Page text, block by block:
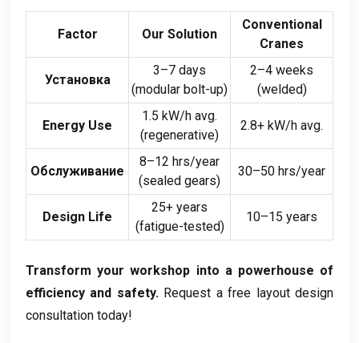
Factor Our Solution
Conventional
Cranes
Установка
3–7 days
(modular bolt-up)
2–4 weeks
(welded)
Energy Use
1.5 kW/h avg.
(regenerative)
2.8+ kW/h avg.
Обслуживание
8–12 hrs/year
(sealed gears)
30–50 hrs/year
Design Life
25+ years
(fatigue-tested)
10–15 years
Transform your workshop into a powerhouse of
efficiency and safety. Request a free layout design
consultation today!